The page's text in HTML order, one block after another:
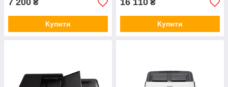
7 200 ₴
Купити
16 110 ₴
Купити